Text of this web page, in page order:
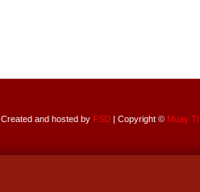
Created and hosted by FSD| Copyright © Muay